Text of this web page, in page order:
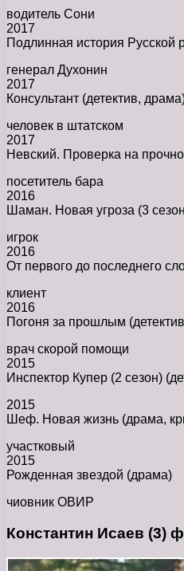
водитель Сони
2017
Подлинная история Русской
генерал Духонин
2017
Консультант (детектив,
человек в штатском
2017
Невский. Проверка на
посетитель бара
2016
Шаман. Новая угроза (3
игрок
2016
От первого до последнего
клиент
2016
Погоня за прошлым
врач скорой помощи
2015
Инспектор Купер (2 сезон)
2015
Шеф. Новая жизнь (драма,
участковый
2015
Рожденная звездой (драма)
чиовник ОВИР
Константин Исаев (3)